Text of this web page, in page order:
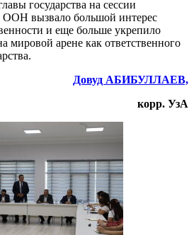
государства на сессии
ООН вызвало большой интерес
и еще больше укрепило
мировой арене как ответственного
Довуд АБИБУЛЛАЕВ,
корр. УзА